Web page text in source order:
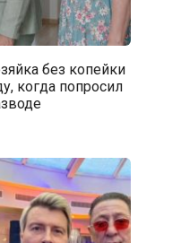
без копейки
когда попросил